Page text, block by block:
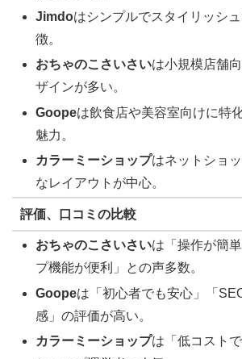
Jimdoはシンプルでスタイリッシ
徴。
おちゃのこさいさいは小規模店舗
ザインが多い。
Goopeは飲食店や美容室向けに特
魅力。
カラーミーショップはネットショ
なレイアウトが中心。
評価、口コミの比較
おちゃのこさいさいは「操作が簡
プ機能が便利」との声多数。
Goopeは「初心者でも安心」「
感」の評価が高い。
カラーミーショップは「低コスト